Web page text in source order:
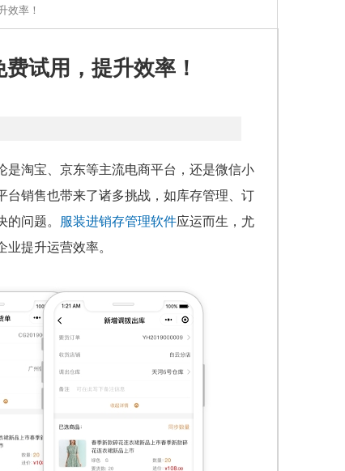
效率！
试用，提升效率！
淘宝、京东等主流电商平台，还是微信小
销售也带来了诸多挑战，如库存管理、订
问题。
服装进销存管理软件应运而生，尤
提升运营效率。